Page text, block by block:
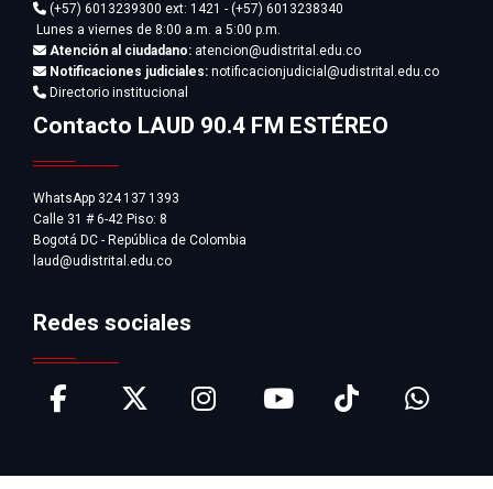
(+57) 6013239300 ext: 1421 - (+57) 6013238340
Lunes a viernes de 8:00 a.m. a 5:00 p.m.
Atención al ciudadano: atencion@udistrital.edu.co
Notificaciones judiciales: notificacionjudicial@udistrital.edu.co
Directorio institucional
Contacto LAUD 90.4 FM ESTÉREO
WhatsApp 324 137 1393
Calle 31 # 6-42 Piso: 8
Bogotá DC - República de Colombia
laud@udistrital.edu.co
Redes sociales